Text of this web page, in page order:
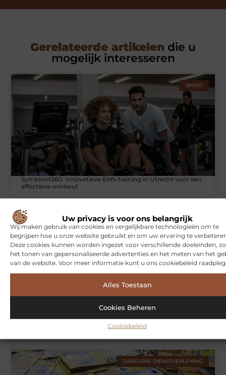
Uw privacy is voor ons belangrijk
Wij maken gebruik van cookies en vergelijkbare technologieën om te
begrijpen hoe u onze website gebruikt en om uw ervaring te
Deze cookies kunnen worden ingezet voor verschillende doeleinden,
het tonen van gepersonaliseerde advertenties en het meten van het
van de website. Voor meer informatie kunt u ons cookiebeleid
Alles Toestaan
Cookies Beheren
Cookiebeleid
Gerelateerde artikelen die u
mogelijk interesseren
SPORT
Symbiont360: Innovatieve EMS-training in Utrecht voor een
effectieve workout
WONINGEN
Hoe je jouw woning in Amsterdam beter beschermt tegen
ZAKELIJKE DIENSTVERLENING